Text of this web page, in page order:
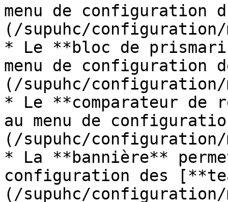
menu de configuration
(/supuhc/
* Le **bloc de
menu de configuration
(/supuhc/
* Le **comparateur de
au menu de
(/supuhc/
* La **bannière**
configuration des
(/supuhc/